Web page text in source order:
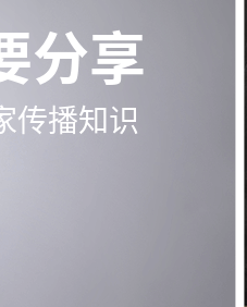
分享
传播知识